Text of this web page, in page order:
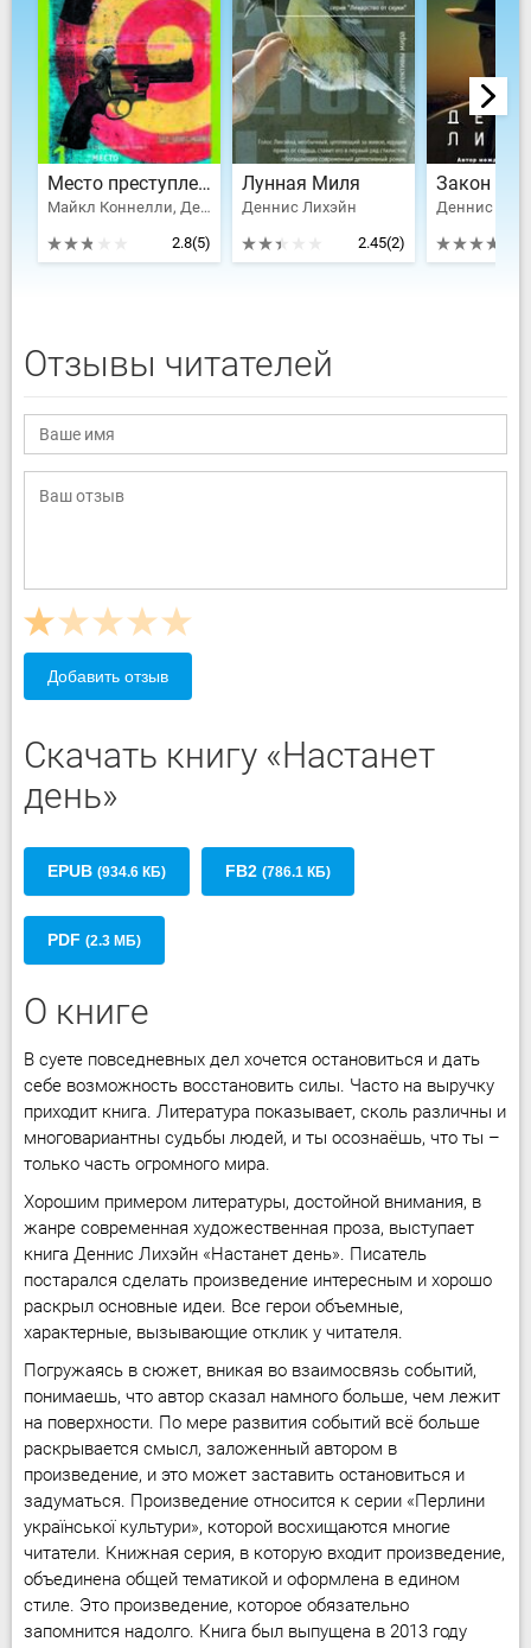
Место преступления
Майкл Коннелли, Деннис Лихэйн, Дивер Джеффри, Рут Ренделл, Ле Карре Джон, Уистен Хью Оден, Антонио Муньос Молина, О’Хара Саул, Писажевская Катажина, Флойд Джон М., Закревская Анна Андреевна
2.8(5)
Лунная Миля
Деннис Лихэйн
2.45(2)
Закон
Деннис
Отзывы читателей
Добавить отзыв
Скачать книгу «Настанет
день»
EPUB (934.6 КБ) FB2 (786.1 КБ)
PDF (2.3 МБ)
О книге
В суете повседневных дел хочется остановиться и дать
себе возможность восстановить силы. Часто на выручку
приходит книга. Литература показывает, сколь различны и
многовариантны судьбы людей, и ты осознаёшь, что ты –
только часть огромного мира.
Хорошим примером литературы, достойной внимания, в
жанре современная художественная проза, выступает
книга Деннис Лихэйн «Настанет день». Писатель
постарался сделать произведение интересным и хорошо
раскрыл основные идеи. Все герои объемные,
характерные, вызывающие отклик у читателя.
Погружаясь в сюжет, вникая во взаимосвязь событий,
понимаешь, что автор сказал намного больше, чем лежит
на поверхности. По мере развития событий всё больше
раскрывается смысл, заложенный автором в
произведение, и это может заставить остановиться и
задуматься. Произведение относится к серии «Перлини
української культури», которой восхищаются многие
читатели. Книжная серия, в которую входит произведение,
объединена общей тематикой и оформлена в едином
стиле. Это произведение, которое обязательно
запомнится надолго. Книга был выпущена в 2013 году